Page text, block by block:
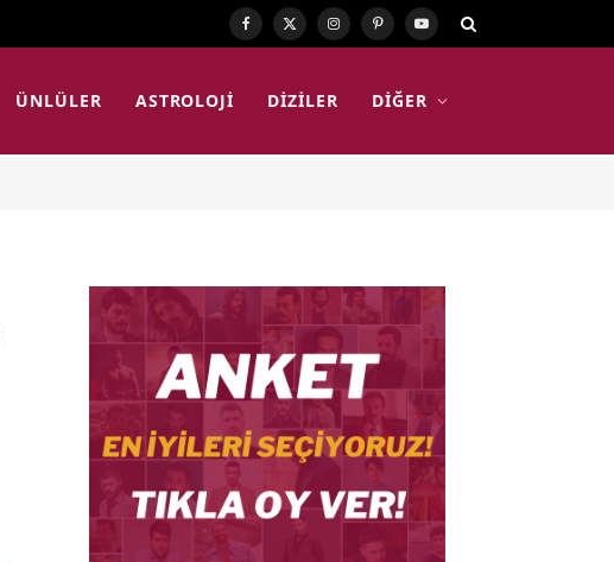
Facebook
X
Instagram
PinterestYouTube
ÜNLÜLER ASTROLOJI DIZILER DIĞER